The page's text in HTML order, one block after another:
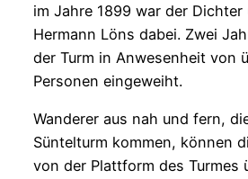
im Jahre 1899 war der
Hermann Löns dabei. Zwei
der Turm in Anwesenheit von
Personen eingeweiht.
Wanderer aus nah und fern,
Süntelturm kommen, können
von der Plattform des Turmes